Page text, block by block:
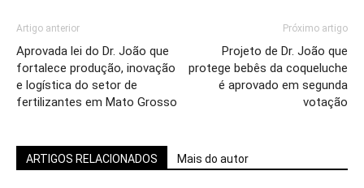
Artigo anterior
Aprovada lei do Dr. João que
fortalece produção, inovação
e logística do setor de
fertilizantes em Mato Grosso
Próximo artigo
Projeto de Dr. João que
protege bebês da coqueluche
é aprovado em segunda
votação
ARTIGOS RELACIONADOS Mais do autor